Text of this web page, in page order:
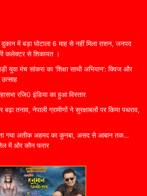
दुकान में बड़ा घोटाला 6 माह से नहीं मिला राशन, जनपद
कलेक्टर से शिकायत ।
युवा मंच सांकरा का ‘शिक्षा साथी अभियान’: क्विज और
उत्साह
रजि0 इंडिया का हुआ विस्तार
बढ़ा तनाव, नेपाली ग्रामीणों ने सुरक्षाबलों पर किया पथराव,
गया अतीक अहमद का कुनबा, असद से आबान तक…
में और कौन फरार